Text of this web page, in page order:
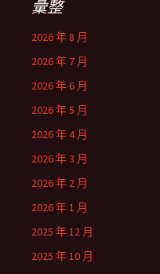
彙整
2026 年 8 月
2026 年 7 月
2026 年 6 月
2026 年 5 月
2026 年 4 月
2026 年 3 月
2026 年 2 月
2026 年 1 月
2025 年 12 月
2025 年 10 月